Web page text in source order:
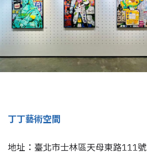
丁丁藝術空間
地址：臺北市士林區天母東路111號